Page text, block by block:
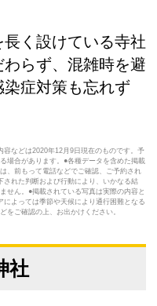
く設けている寺社
らず、混雑時を避
症対策も忘れず
などは2020年12月9日現在のものです。予
場合があります。●各種データを含めた掲載
、前もって電話などでご確認、ご予約され
された判断および行動により、いかなる結
せん。●掲載されている写真は実際の内容と
よっては季節や天候により通行困難となる
をご確認の上、お出かけください。
社